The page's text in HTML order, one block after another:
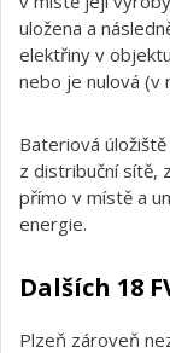
uložena a
elektřiny v
nebo je nulová (v
Bateriová
z distribuční sítě,
přímo v místě a
energie.
Dalších 18
Plzeň zároveň